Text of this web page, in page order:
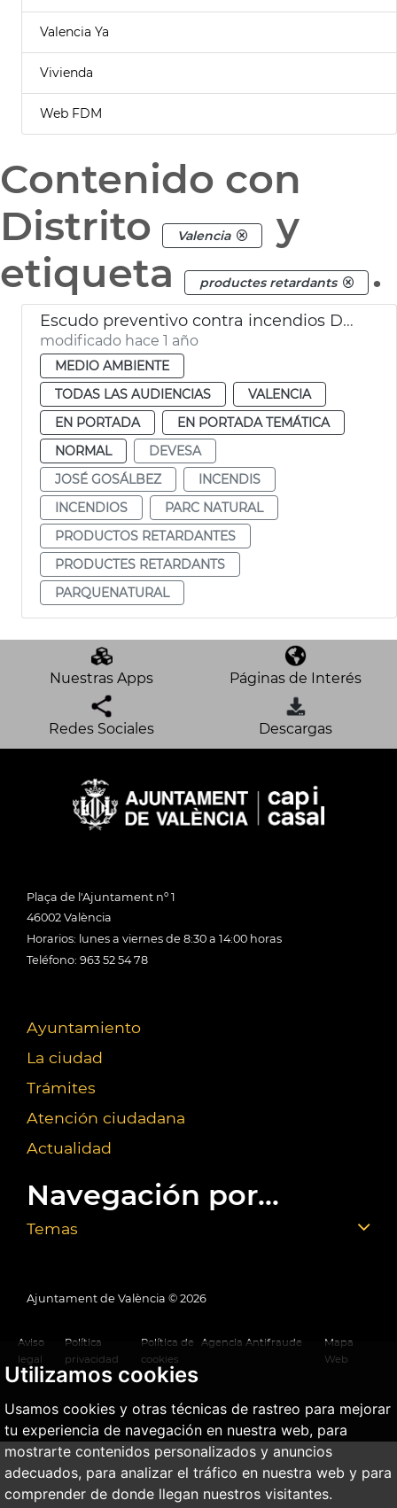
Utilizamos cookies
Usamos cookies y otras técnicas de rastreo para mejorar
tu experiencia de navegación en nuestra web, para
mostrarte contenidos personalizados y anuncios
adecuados, para analizar el tráfico en nuestra web y para
comprender de donde llegan nuestros visitantes.
Valencia Ya
Vivienda
Web FDM
Contenido con
Distrito
Valencia
y
etiqueta
productes retardants .
Escudo preventivo contra incendios Devesa
modificado hace 1 año
MEDIO AMBIENTE
TODAS LAS AUDIENCIAS
VALENCIA
EN PORTADA
EN PORTADA TEMÁTICA
NORMAL
DEVESA
JOSÉ GOSÁLBEZ
INCENDIS
INCENDIOS
PARC NATURAL
PRODUCTOS RETARDANTES
PRODUCTES RETARDANTS
PARQUENATURAL
Nuestras Apps Páginas de Interés
Redes Sociales Descargas
Plaça de l'Ajuntament nº 1
46002 València
Horarios: lunes a viernes de 8:30 a 14:00 horas
Teléfono: 963 52 54 78
Ayuntamiento
La ciudad
Trámites
Atención ciudadana
Actualidad
Navegación por...
Temas
Ajuntament de València © 2026
Aviso
legal
Política
privacidad
Política de
cookies
Agencia Antifraude
Mapa
Web